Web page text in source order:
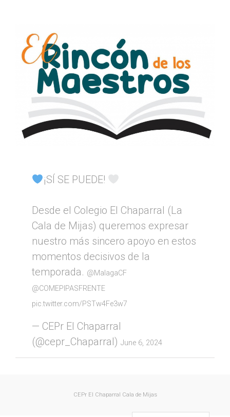
¡SÍ SE PUEDE!
Desde el Colegio El Chaparral (La
Cala de Mijas) queremos expresar
nuestro más sincero apoyo en estos
momentos decisivos de la
temporada. @MalagaCF
@COMEPIPASFRENTE
pic.twitter.com/PSTw4Fe3w7
— CEPr El Chaparral
(@cepr_Chaparral) June 6, 2024
CEPr El Chaparral Cala de Mijas